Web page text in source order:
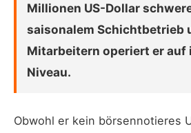
Millionen US-Dollar
saisonalem Schichtbetrieb
Mitarbeitern operiert er auf
Niveau.
Obwohl er kein börsennotieres